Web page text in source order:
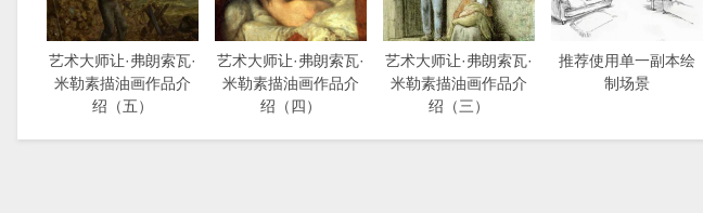
艺术大师让·弗朗索瓦·
米勒素描油画作品介
绍（五）
艺术大师让·弗朗索瓦·
米勒素描油画作品介
绍（四）
艺术大师让·弗朗索瓦·
米勒素描油画作品介
绍（三）
推荐使用单一副本绘
制场景